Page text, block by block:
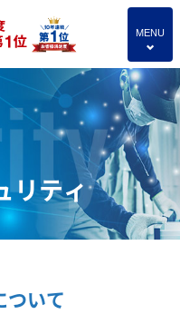
MENU
4
リティ
ついて